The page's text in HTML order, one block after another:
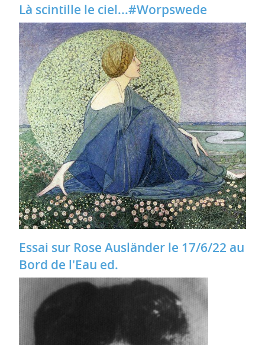
Là scintille le ciel...#Worpswede
Essai sur Rose Ausländer le 17/6/22 au
Bord de l'Eau ed.